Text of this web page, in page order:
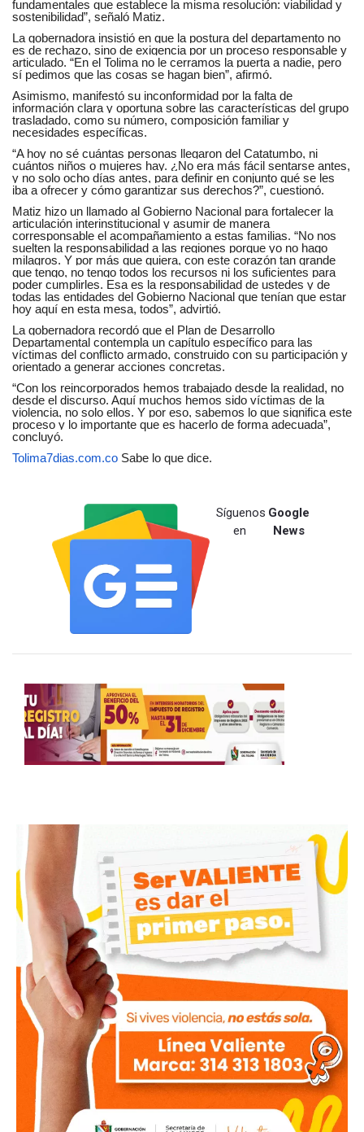
fundamentales que establece la misma resolución: viabilidad y
sostenibilidad”, señaló Matiz.
La gobernadora insistió en que la postura del departamento no
es de rechazo, sino de exigencia por un proceso responsable y
articulado. “En el Tolima no le cerramos la puerta a nadie, pero
sí pedimos que las cosas se hagan bien”, afirmó.
Asimismo, manifestó su inconformidad por la falta de
información clara y oportuna sobre las características del grupo
trasladado, como su número, composición familiar y
necesidades específicas.
“A hoy no sé cuántas personas llegaron del Catatumbo, ni
cuántos niños o mujeres hay. ¿No era más fácil sentarse antes,
y no solo ocho días antes, para definir en conjunto qué se les
iba a ofrecer y cómo garantizar sus derechos?”, cuestionó.
Matiz hizo un llamado al Gobierno Nacional para fortalecer la
articulación interinstitucional y asumir de manera
corresponsable el acompañamiento a estas familias. “No nos
suelten la responsabilidad a las regiones porque yo no hago
milagros. Y por más que quiera, con este corazón tan grande
que tengo, no tengo todos los recursos ni los suficientes para
poder cumplirles. Esa es la responsabilidad de ustedes y de
todas las entidades del Gobierno Nacional que tenían que estar
hoy aquí en esta mesa, todos”, advirtió.
La gobernadora recordó que el Plan de Desarrollo
Departamental contempla un capítulo específico para las
víctimas del conflicto armado, construido con su participación y
orientado a generar acciones concretas.
“Con los reincorporados hemos trabajado desde la realidad, no
desde el discurso. Aquí muchos hemos sido víctimas de la
violencia, no solo ellos. Y por eso, sabemos lo que significa este
proceso y lo importante que es hacerlo de forma adecuada”,
concluyó.
Tolima7dias.com.co Sabe lo que dice.
Síguenos
en
Google
News